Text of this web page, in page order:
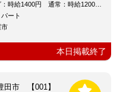
1400円 通常：時給1200円～＋交通費全額支給
ート
市
本日掲載終了
田市 【001】